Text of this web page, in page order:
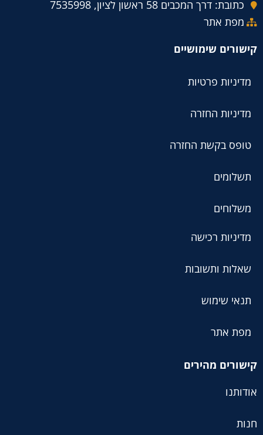
כתובת: דרך המכבים 58 ראשון לציון, 7535998
מפת אתר
קישורים שימושיים
מדיניות פרטיות
מדיניות החזרה
טופס בקשת החזרה
תשלומים
משלוחים
מדיניות רכישה
שאלות ותשובות
תנאי שימוש
מפת אתר
קישורים מהירים
אודותנו
חנות